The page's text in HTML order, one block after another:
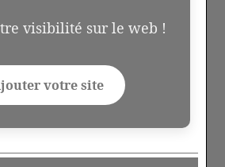
visibilité sur le web !
votre site